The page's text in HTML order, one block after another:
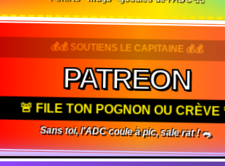
💰💰 SOUTIENS LE CAPITAINE 💰💰
PATREON
🚨 FILE TON POGNON OU CRÈVE 🚨
Sans toi, l'ADC coule à pic, sale rat ! 🐀